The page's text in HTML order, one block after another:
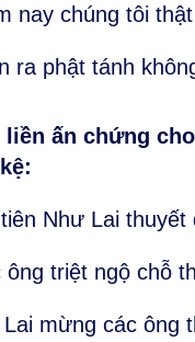
nay chúng tôi
ra phật tánh
ấn chứng
Như Lai thuyết
ông triệt ngộ chỗ
mừng các ông